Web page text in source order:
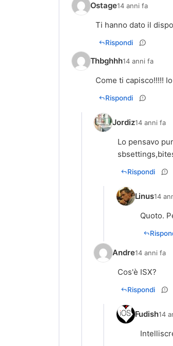
Ostage14 anni fa
Ti hanno dato il
Rispondi
Thbghhh14 anni fa
Come ti capisco!!!!!
Rispondi
Jordiz14 anni fa
Lo pensavo
Rispondi
Linus14
Andre14 anni fa
Cos'è ISX?
Rispondi
Fudish14